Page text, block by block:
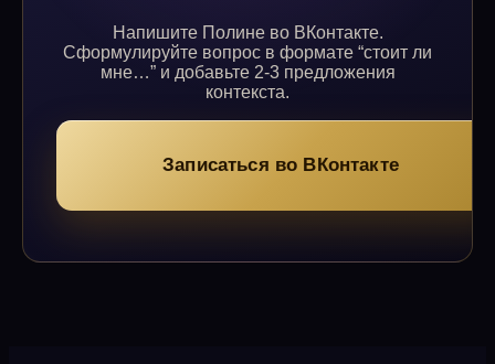
Напишите Полине во ВКонтакте.
Сформулируйте вопрос в формате “стоит ли
мне…” и добавьте 2-3 предложения
контекста.
Записаться во ВКонтакте